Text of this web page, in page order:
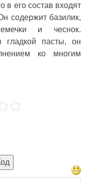
в его состав входят
содержит базилик,
и чеснок.
гладкой пасты, он
ко многим